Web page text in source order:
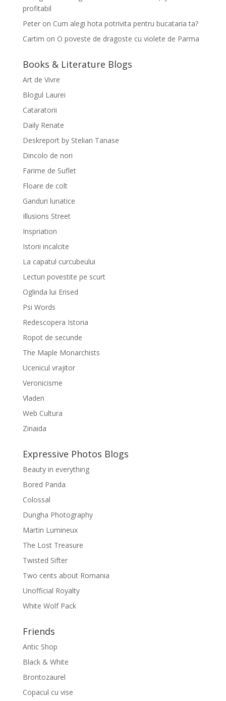
profitabil
Peteron Cum alegi hota potrivita pentru bucataria ta?
Cartim on O poveste de dragoste cu violete de Parma
Books & Literature Blogs
Art de Vivre
Blogul Laurei
Cataratorii
Daily Renate
Deskreport by Stelian Tanase
Dincolo de nori
Farime de Suflet
Floare de colt
Ganduri lunatice
Illusions Street
Inspriation
Istorii incalcite
La capatul curcubeului
Lecturi povestite pe scurt
Oglinda lui Erised
Psi Words
Redescopera Istoria
Ropot de secunde
The Maple Monarchists
Ucenicul vrajitor
Veronicisme
Vladen
Web Cultura
Zinaida
Expressive Photos Blogs
Beauty in everything
Bored Panda
Colossal
Dungha Photography
Martin Lumineux
The Lost Treasure
Twisted Sifter
Two cents about Romania
Unofficial Royalty
White Wolf Pack
Friends
Antic Shop
Black & White
Brontozaurel
Copacul cu vise